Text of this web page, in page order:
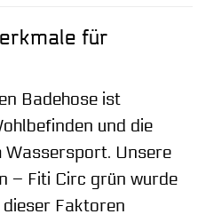
für
Badehose ist
und die
Wassersport. Unsere
– Fiti Circ grün wurde
Faktoren